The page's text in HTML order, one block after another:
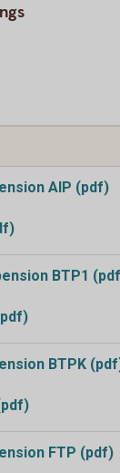
AIP (pdf)
BTP1
BTPK
FTP (pdf)